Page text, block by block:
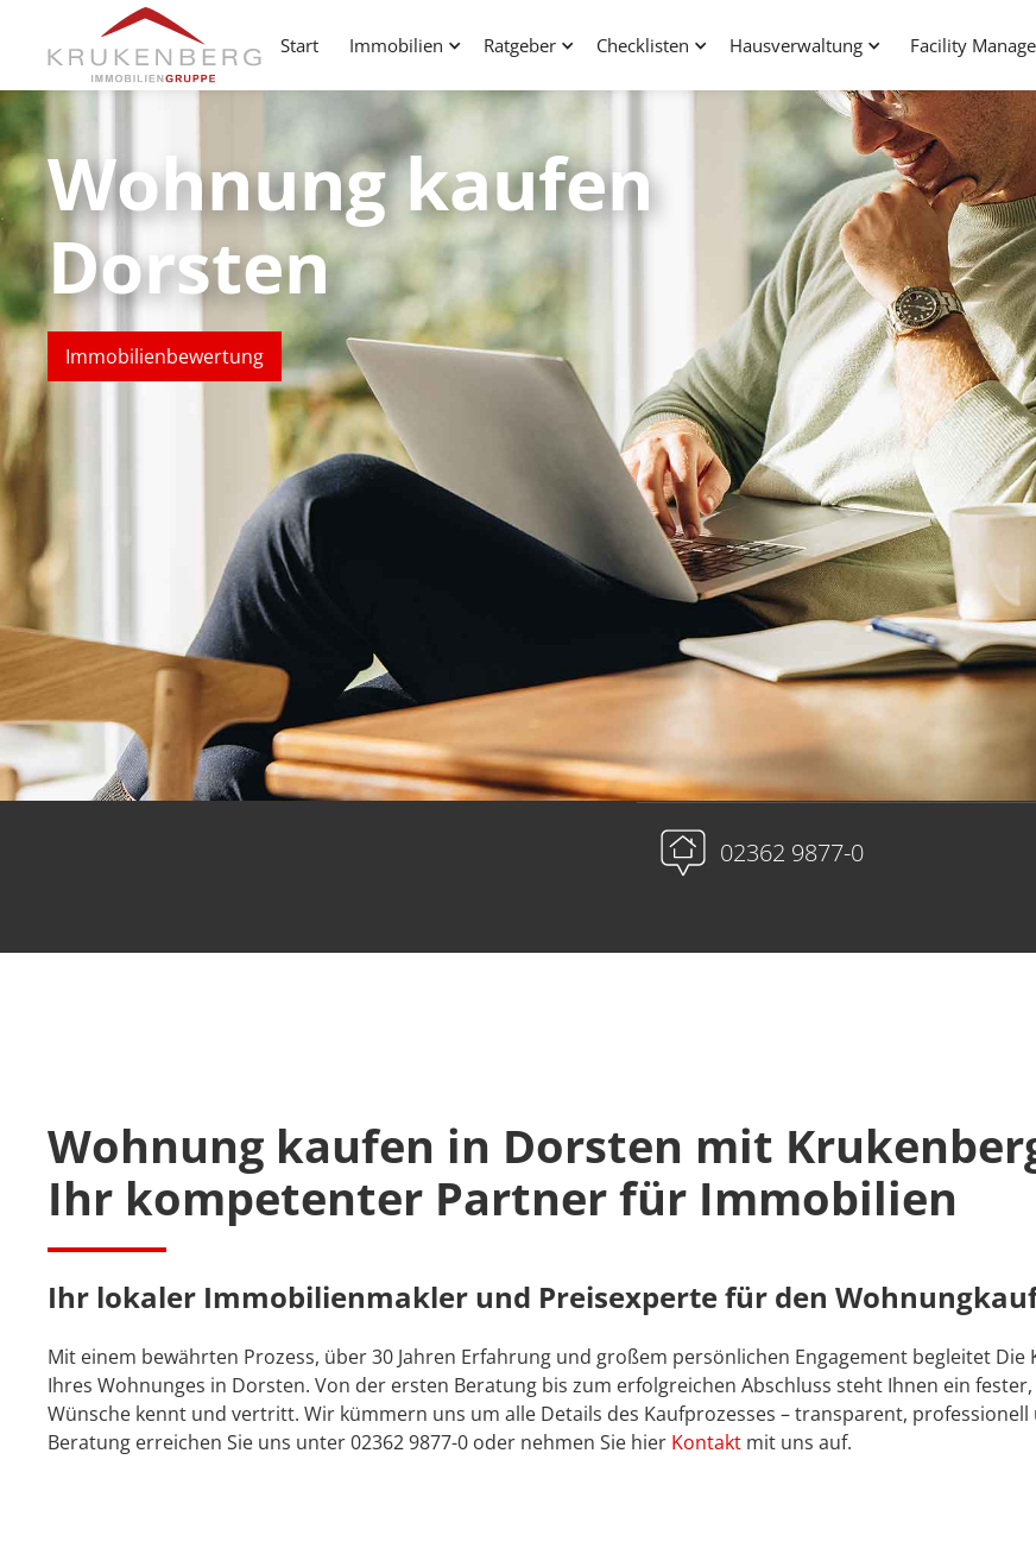
Start Immobilien Ratgeber Checklisten Hausverwaltung Facility
Wohnung kaufen
Dorsten
Immobilienbewertung
Wir sind gerne für Sie da! Immobilienmakler
02362 9877-77
Hausverwaltung
02362 9877-0
Wohnung kaufen in Dorsten mit
Ihr kompetenter Partner für Immobilien
Ihr lokaler Immobilienmakler und Preisexperte für den
Mit einem bewährten Prozess, über 30 Jahren Erfahrung und großem persönlichen Engagement begleitet
Ihres Wohnunges in Dorsten. Von der ersten Beratung bis zum erfolgreichen Abschluss steht Ihnen ein
Wünsche kennt und vertritt. Wir kümmern uns um alle Details des Kaufprozesses – transparent,
Beratung erreichen Sie uns unter 02362 9877-0 oder nehmen Sie hier Kontakt mit uns auf.